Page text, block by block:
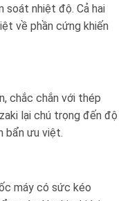
soát nhiệt độ. Cả hai
về phần cứng khiến
chắc chắn với thép
lại chú trọng đến độ
bẩn ưu việt.
máy có sức kéo